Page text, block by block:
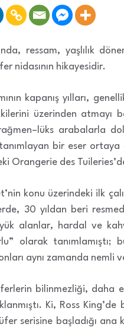
ressam, yaşlılık
nidasının hikayesidir.
kapanış yılları,
üzerinden
arabalarla
bir eser ortaya
Orangerie des
konu üzerindeki ilk
30 yıldan beri
alanlar, hardal ve
olarak
aynı zamanda
bilinmezliği, daha
Ki, Ross
serisine başladığı